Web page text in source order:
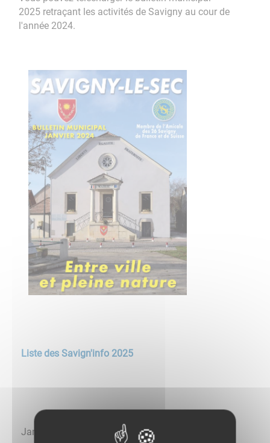
2025 retraçant les activités de Savigny au cour de
l'année 2024.
Liste des Savign'info 2025
Janvier​​​​​​